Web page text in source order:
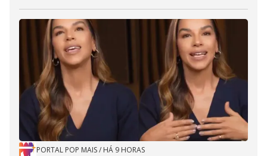
PORTAL POP MAIS/ HÁ 9 HORAS